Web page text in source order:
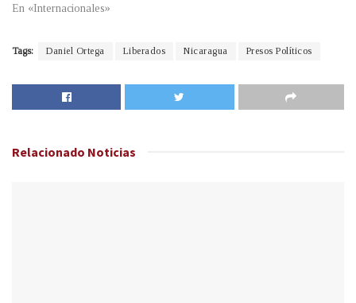
En «Internacionales»
Tags: Daniel Ortega Liberados Nicaragua Presos Políticos
Relacionado Noticias